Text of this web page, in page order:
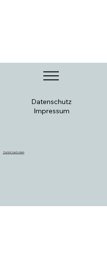
Zurück nach oben
Datenschutz
Impressum